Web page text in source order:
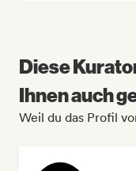
Diese
Ihnen auch
Weil du das Profil